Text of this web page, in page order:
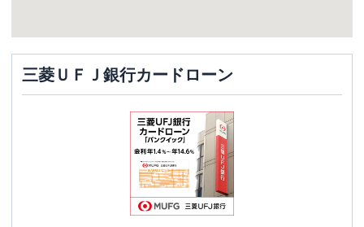
三菱ＵＦＪ銀行カードローン